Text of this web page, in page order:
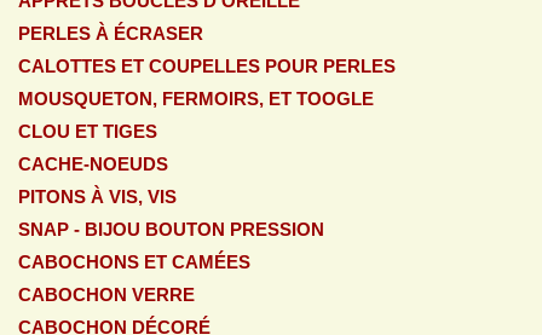
PERLES À ÉCRASER
CALOTTES ET COUPELLES POUR PERLES
MOUSQUETON, FERMOIRS, ET TOOGLE
CLOU ET TIGES
CACHE-NOEUDS
PITONS À VIS, VIS
SNAP - BIJOU BOUTON PRESSION
CABOCHONS ET CAMÉES
CABOCHON VERRE
CABOCHON DÉCORÉ